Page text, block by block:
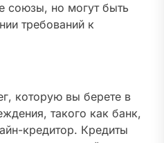
союзы, но могут быть
требований к
которую вы берете в
такого как банк,
кредитор. Кредиты